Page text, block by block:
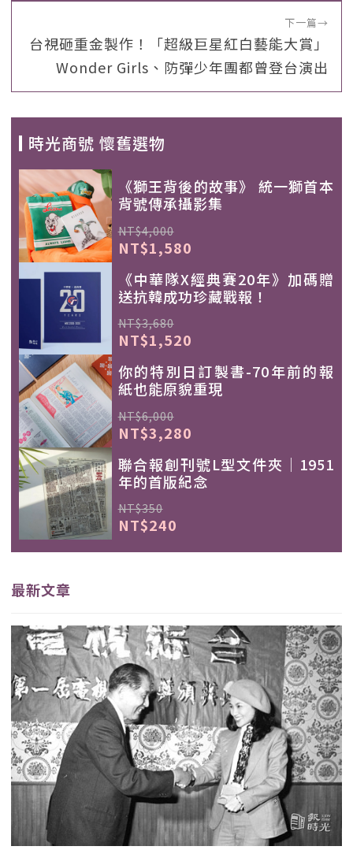
下一篇→
台視砸重金製作！「超級巨星紅白藝能大賞」
Wonder Girls、防彈少年團都曾登台演出
時光商號 懷舊選物
《獅王背後的故事》 統一獅首本
背號傳承攝影集
NT$4,000
NT$1,580
《中華隊X經典賽20年》加碼贈
送抗韓成功珍藏戰報！
NT$3,680
NT$1,520
你的特別日訂製書-70年前的報
紙也能原貌重現
NT$6,000
NT$3,280
聯合報創刊號L型文件夾｜1951
年的首版紀念
NT$350
NT$240
最新文章